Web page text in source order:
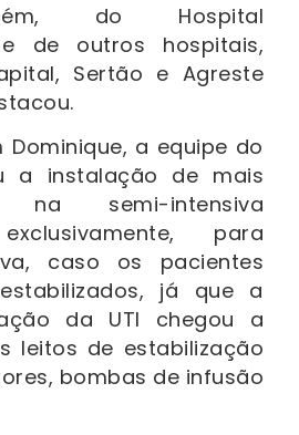
do Hospital
de outros hospitais,
Sertão e Agreste
a equipe do
a instalação de mais
semi-intensiva
para
caso os pacientes
já que a
da UTI chegou a
leitos de estabilização
bombas de infusão